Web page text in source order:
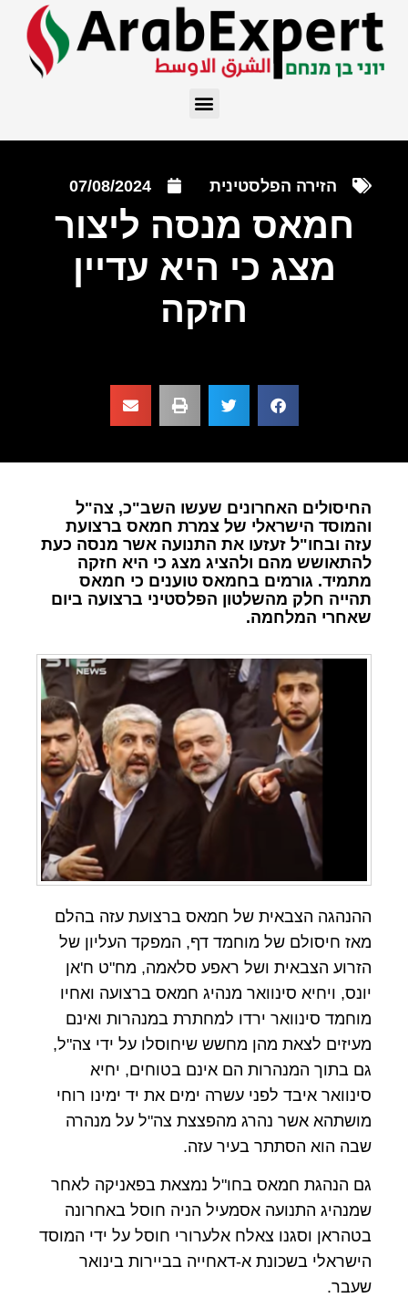
הזירה הפלסטינית 07/08/2024
חמאס מנסה ליצור
מצג כי היא עדיין
חזקה
החיסולים האחרונים שעשו השב"כ, צה"ל
והמוסד הישראלי של צמרת חמאס ברצועת
עזה ובחו"ל זעזעו את התנועה אשר מנסה כעת
להתאושש מהם ולהציג מצג כי היא חזקה
מתמיד. גורמים בחמאס טוענים כי חמאס
תהייה חלק מהשלטון הפלסטיני ברצועה ביום
שאחרי המלחמה.
ההנהגה הצבאית של חמאס ברצועת עזה בהלם
מאז חיסולם של מוחמד דף, המפקד העליון של
הזרוע הצבאית ושל ראפע סלאמה, מח"ט ח'אן
יונס, ויחיא סינוואר מנהיג חמאס ברצועה ואחיו
מוחמד סינוואר ירדו למחתרת במנהרות ואינם
מעיזים לצאת מהן מחשש שיחוסלו על ידי צה"ל,
גם בתוך המנהרות הם אינם בטוחים, יחיא
סינוואר איבד לפני עשרה ימים את יד ימינו רוחי
מושתהא אשר נהרג מהפצצת צה"ל על מנהרה
שבה הוא הסתתר בעיר עזה.
גם הנהגת חמאס בחו"ל נמצאת בפאניקה לאחר
שמנהיג התנועה אסמעיל הניה חוסל באחרונה
בטהראן וסגנו צאלח אלערורי חוסל על ידי המוסד
הישראלי בשכונת א-דאחייה בביירות בינואר
שעבר.